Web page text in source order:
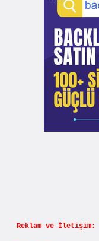
Reklam ve İletişim: